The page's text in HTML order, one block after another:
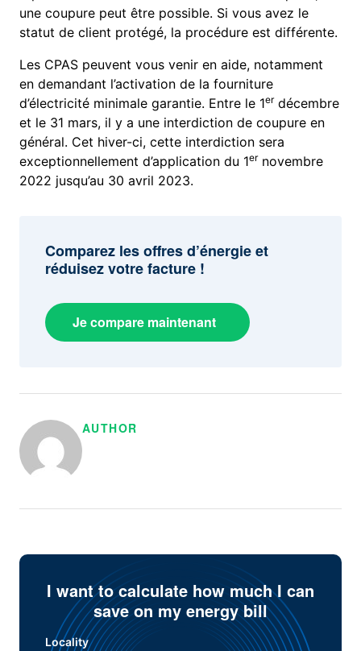
une coupure peut être possible. Si vous avez le
statut de client protégé, la procédure est différente.
Les CPAS peuvent vous venir en aide, notamment
en demandant l’activation de la fourniture
d’électricité minimale garantie. Entre le 1erdécembre
et le 31 mars, il y a une interdiction de coupure en
général. Cet hiver-ci, cette interdiction sera
exceptionnellement d’application du 1ernovembre
2022 jusqu’au 30 avril 2023.
Comparez les offres d’énergie et
réduisez votre facture !
Je compare maintenant
AUTHOR
I want to calculate how much I can
save on my energy bill
Locality